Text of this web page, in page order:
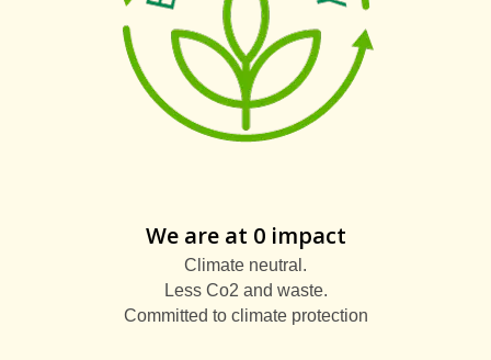
We are at 0 impact
Climate neutral.
Less Co2 and waste.
Committed to climate protection